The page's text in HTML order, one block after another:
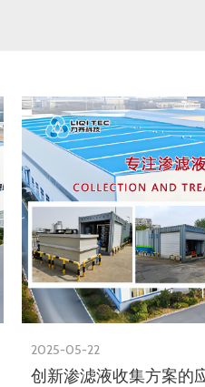
2025-05-22
创新渗滤液收集方案的